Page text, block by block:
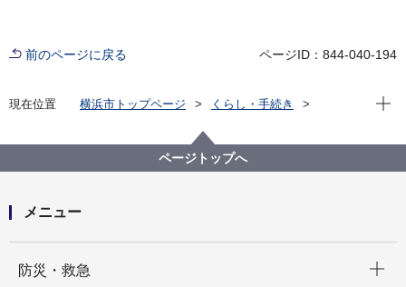
前のページに戻る ページID：844-040-194
現在位置 横浜市トップページ
くらし・手続き
清潔できれいなまちづくり
喫煙禁止地区について
喫煙禁止地区
現在
ページトップへ
メニュー
防災・救急